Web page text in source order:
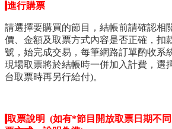
進行購票
請選擇要購買的節目，結帳前請確認相
價、金額及取票方式內容是否正確，扣
號，始完成交易，每筆網路訂單酌收系
現場取票將於結帳時一併加入計費，選
台取票時再另行給付)。
取票說明 (如有*節目開放取票日期不